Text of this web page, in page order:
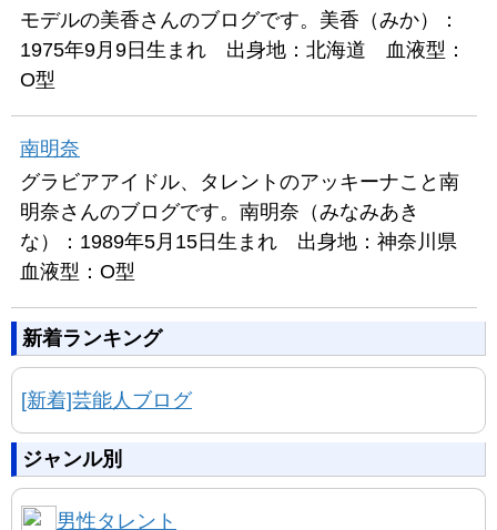
モデルの美香さんのブログです。美香（みか）：
1975年9月9日生まれ 出身地：北海道 血液型：
O型
南明奈
グラビアアイドル、タレントのアッキーナこと南
明奈さんのブログです。南明奈（みなみあき
な）：1989年5月15日生まれ 出身地：神奈川県
血液型：O型
新着ランキング
[新着]芸能人ブログ
ジャンル別
男性タレント